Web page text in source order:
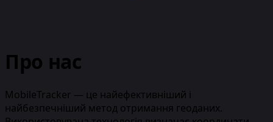
Про нас
MobileTracker — це найефективніший і
найбезпечніший метод отримання геоданих.